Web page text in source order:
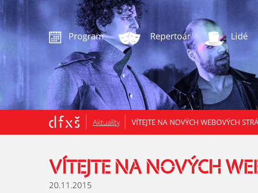
Program Repertoár Lidé
.
Aktuality VÍTEJTE NA NOVÝCH WEBOVÝCH
VÍTEJTE NA NOVÝCH
20.11.2015